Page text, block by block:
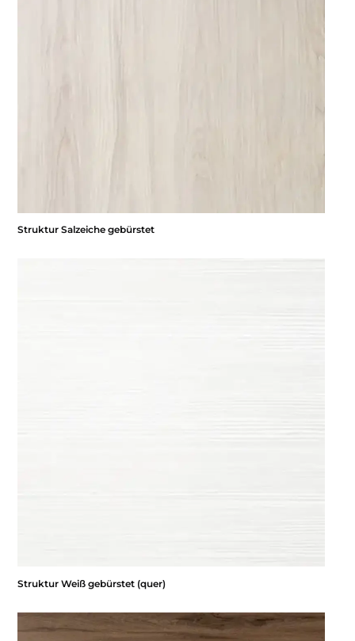
Struktur Salzeiche gebürstet
Struktur Weiß gebürstet (quer)